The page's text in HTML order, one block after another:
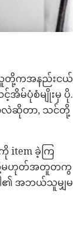
သူတို့ကအနည်းငယ်
အိမ်ပုံစံမျိုးမှ ပို.
ာလဲဆိုတာ, သင်တို့
item ခဲ့ကြ
စီသို့မဟုတ်အတူတကွ
၏ အဘယ်သူမျှမ